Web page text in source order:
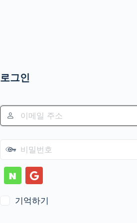
로그인
기억하기